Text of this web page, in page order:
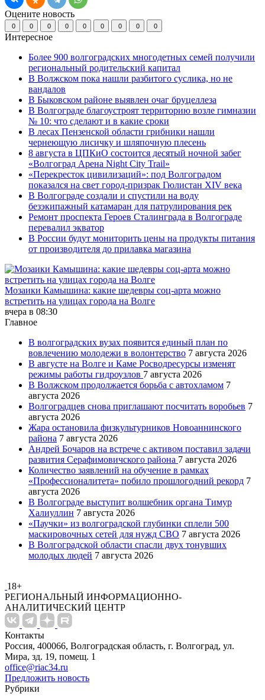
Оцените новость
0 0 0 0 0 0 0 0 0
Интересное
Более 900 волгоградских многодетных семей получили
региональный родительский капитал
В Волжском пока нашли разбитого суслика, но не
вандалов
В Быковском районе выявлен очаг бруцеллеза
В Волгограде благоустроят территорию возле гимназии
№ 10: что сделают и в какие сроки
В лесах Пензенской области грибники нашли
чернеющую лисичку и шляпочную плесень
8 августа в ЦПКиО состоится десятый ночной забег
«Волгоград Арена Night City Trail»
«Перекресток цивилизаций»: под Волгоградом
показался на свет город-призрак Гюлистан XIV века
В Волгограде создали и спустили на воду
безэкипажный катамаран для патрулирования рек
Ремонт проспекта Героев Сталинграда в Волгограде
перевалил экватор
В России будут мониторить цены на продукты питания
от производителя до прилавка магазина
Мозаики Камышина: какие шедевры соц-арта можно
встретить на улицах города на Волге
вчера в 08:30
Главное
В волгоградских вузах появится единый план по
вовлечению молодежи в волонтерство 7 августа 2026
В августе на Волге и Каме Росводресурсы изменят
режимы работы гидроузлов 7 августа 2026
В Волжском продолжается борьба с автохламом 7
августа 2026
Волгоградцев снова приглашают посчитать воробьев 7
августа 2026
Жара остановила физкультурников Новоаннинского
района 7 августа 2026
Андрей Бочаров на встрече с активом поставил задачи
развития Серафимовичского района 7 августа 2026
Количество заявлений на обучение в рамках
«Профессионалитета» побило прошлогодний рекорд 7
августа 2026
В Волгограде выступит волшебник органа Тимур
Халиуллин 7 августа 2026
«Паучки» из волгоградской глубинки сплели 500
маскировочных сетей для нужд СВО 7 августа 2026
В Волгоградской области спасли двух тонувших
молодых людей 7 августа 2026
18+
РЕГИОНАЛЬНЫЙ ИНФОРМАЦИОННО-
АНАЛИТИЧЕСКИЙ ЦЕНТР
Контакты
Россия, 400066, Волгоградская область, г. Волгоград, ул.
Мира, зд. 19, помещ. 1
office@riac34.ru
Предложить новость
Рубрики